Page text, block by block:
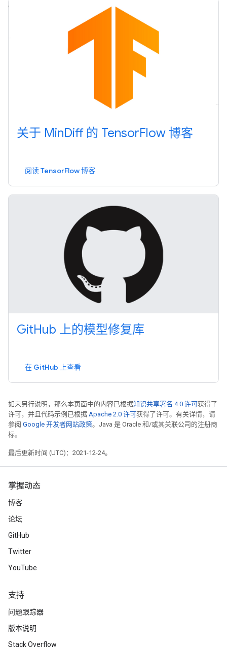
关于 MinDiff 的 TensorFlow 博客
阅读 TensorFlow 博客
GitHub 上的模型修复库
在 GitHub 上查看
如未另行说明，那么本页面中的内容已根据知识共享署名 4.0 许可获得了
许可，并且代码示例已根据 Apache 2.0 许可获得了许可。有关详情，请
参阅 Google 开发者网站政策。Java 是 Oracle 和/或其关联公司的注册商
标。
最后更新时间 (UTC)：2021-12-24。
掌握动态
博客
论坛
GitHub
Twitter
YouTube
支持
问题跟踪器
版本说明
Stack Overflow